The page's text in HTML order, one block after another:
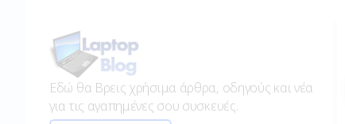
Εδώ θα Βρεις χρήσιμα άρθρα, οδηγούς και νέα
για τις αγαπημένες σου συσκευές.